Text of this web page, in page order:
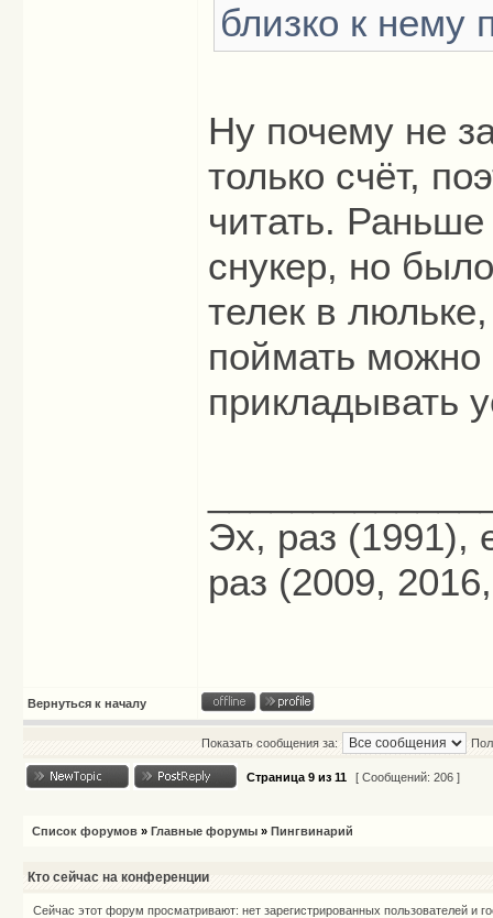
близко к нему
Ну почему не
только счёт,
читать.
снукер, но
телек в
поймать можно
прикладывать
Эх, раз (1991),
раз (2009,
Вернуться к началу
Показать сообщения за:
Страница 9 из 11 [ Сообщений: 206 ]
Список форумов » Главные форумы » Пингвинарий
Кто сейчас на конференции
Сейчас этот форум просматривают: нет зарегистрированных пользователей и